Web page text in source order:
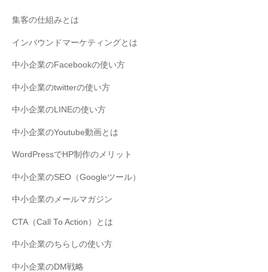
集客の仕組みとは
インバウンドマーケティングとは
中小企業のFacebookの使い方
中小企業のtwitterの使い方
中小企業のLINEの使い方
中小企業のYoutube動画とは
WordPressでHP制作のメリット
中小企業のSEO（Googleツール）
中小企業のメールマガジン
CTA（Call To Action）とは
中小企業のちらしの使い方
中小企業のDM戦略